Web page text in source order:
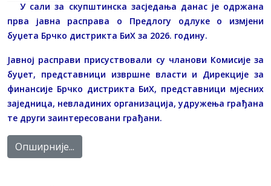
У сали за скупштинска засједања данас је одржана
прва јавна расправа о Предлогу одлуке о измјени
буџета Брчко дистрикта БиХ за 2026. годину.
Јавној расправи присуствовали су чланови Комисије за
буџет, представници извршне власти и Дирекције за
финансије Брчко дистрикта БиХ, представници мјесних
заједница, невладиних организација, удружења грађана
те други заинтересовани грађани.
Опширније...